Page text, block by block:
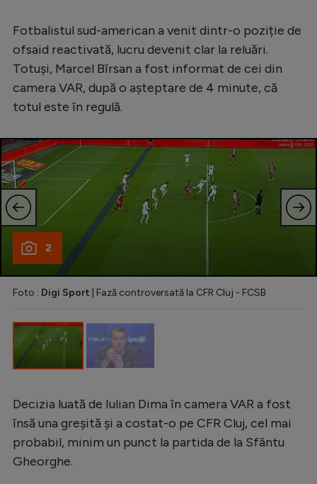
Fotbalistul sud-american a venit dintr-o poziție de
ofsaid reactivată, lucru devenit clar la reluări.
Totuși, Marcel Bîrsan a fost informat de cei din
camera VAR, după o așteptare de 4 minute, că
totul este în regulă.
2
Foto : Digi Sport | Fază controversată la CFR Cluj - FCSB
Decizia luată de Iulian Dima în camera VAR a fost
însă una greșită și a costat-o pe CFR Cluj, cel mai
probabil, minim un punct la partida de la Sfântu
Gheorghe.